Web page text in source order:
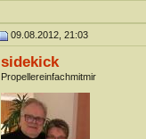
09.08.2012, 21:03
sidekick
Propellereinfachmitmir